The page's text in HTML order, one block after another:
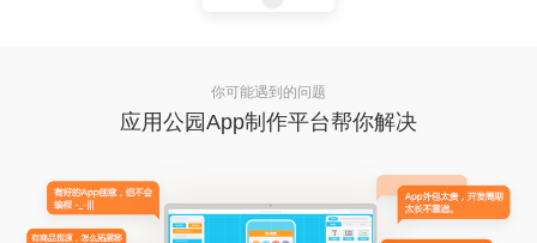
你可能遇到的问题
应用公园App制作平台帮你解决